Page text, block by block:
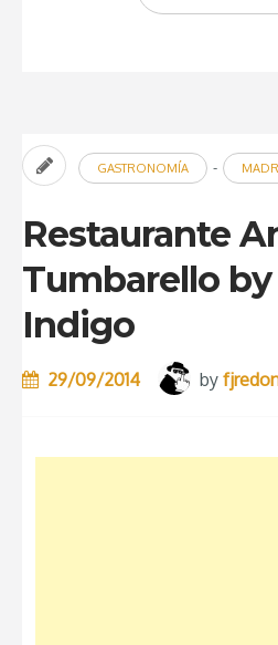
GASTRONOMÍA -
Restaurante
Tumbarello
Indigo
29/09/2014 by